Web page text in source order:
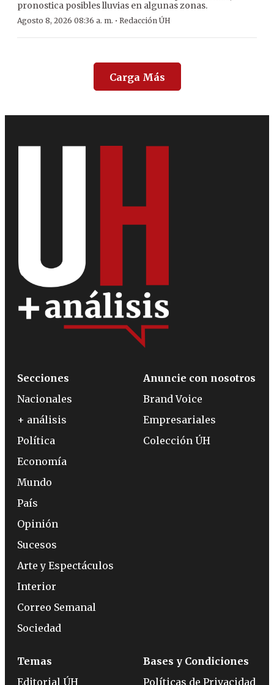
pronostica posibles lluvias en algunas zonas.
Agosto 8, 2026 08:36 a. m. · Redacción ÚH
Carga Más
Secciones
Nacionales
+ análisis
Política
Economía
Mundo
País
Opinión
Sucesos
Arte y Espectáculos
Interior
Correo Semanal
Sociedad
Anuncie con nosotros
Brand Voice
Empresariales
Colección ÚH
Temas
Editorial ÚH
Bases y Condiciones
Políticas de Privacidad